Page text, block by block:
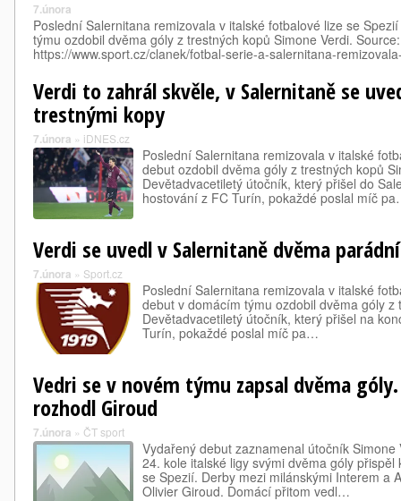
7.února
Poslední Salernitana remizovala v italské fotbalové lize se
týmu ozdobil dvěma góly z trestných kopů Simone Verdi. Source:
https://www.sport.cz/clanek/fotbal-serie-a-salernitana-
Verdi to zahrál skvěle, v Salernitaně se
trestnými kopy
7.února » iDNES.cz
Poslední Salernitana remizovala v italské
debut ozdobil dvěma góly z trestných kopů
Devětadvacetiletý útočník, který přišel do
hostování z FC Turín, pokaždé poslal míč
Verdi se uvedl v Salernitaně dvěma
7.února » Sport.cz
Poslední Salernitana remizovala v italské
debut v domácím týmu ozdobil dvěma góly z
Devětadvacetiletý útočník, který přišel na
Turín, pokaždé poslal míč pa…
Vedri se v novém týmu zapsal dvěma
rozhodl Giroud
7.února » ČT sport
Vydařený debut zaznamenal útočník Simone
24. kole italské ligy svými dvěma góly
se Spezií. Derby mezi milánskými Interem a
Olivier Giroud. Domácí přitom vedl…